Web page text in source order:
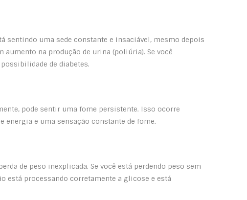
sentindo uma sede constante e insaciável, mesmo depois
aumento na produção de urina (poliúria). Se você
de diabetes.
pode sentir uma fome persistente. Isso ocorre
energia e uma sensação constante de fome.
de peso inexplicada. Se você está perdendo peso sem
está processando corretamente a glicose e está